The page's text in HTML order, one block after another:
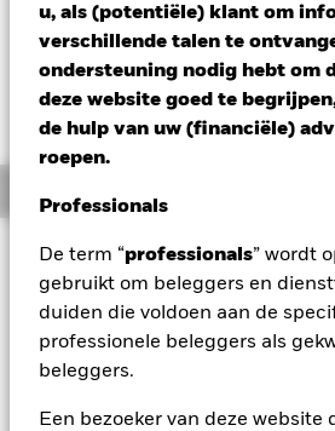
u, als (potentiële) klant om
verschillende talen te
ondersteuning nodig hebt om
deze website goed te
de hulp van uw (financiële)
roepen.
Professionals
De term “professionals” wordt
gebruikt om beleggers en
duiden die voldoen aan de
professionele beleggers als
beleggers.
Een bezoeker van deze website
Verandering NAV 1 dag per 05/aug/2026
USD 0,21 (1,99%)
Overzicht
Beleggingsdoel
Het Fonds streeft ernaar rendement
belegging via een combinatie van
opbrengsten uit de activa van het
wereldwijd ten minste 80% van zijn
die profiteren van of bijdragen aan de